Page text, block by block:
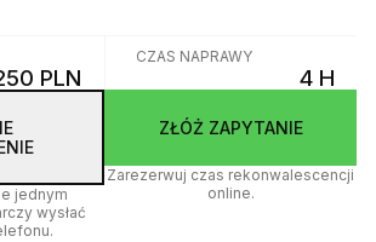
PLN
CZAS NAPRAWY
4 H
jednym
wysłać
ZŁÓŻ ZAPYTANIE
Zarezerwuj czas rekonwalescencji
online.